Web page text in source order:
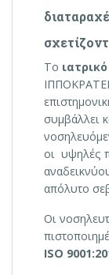
Το ιατρικό
συμβάλλει
οι υψηλές
απόλυτο
Οι
ISO